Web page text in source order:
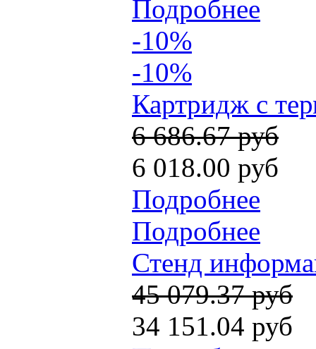
Подробнее
-10%
-10%
Картридж с
6 686.67 руб
6 018.00 руб
Подробнее
Подробнее
Стенд
45 079.37 руб
34 151.04 руб